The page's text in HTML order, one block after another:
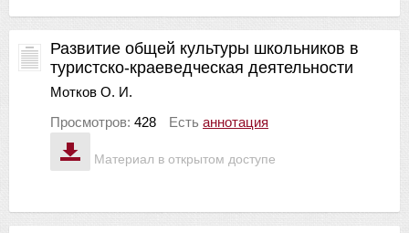
Материал в открытом доступе
Развитие общей культуры школьников в
туристско-краеведческая деятельности
Мотков О. И.
Просмотров: 428 Есть аннотация